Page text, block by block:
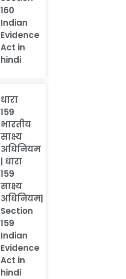
160
Indian
Evidence
Act in
hindi
धारा
159
भारतीय
साक्ष्य
अधिनियम
| धारा
159
साक्ष्य
अधिनियम|
Section
159
Indian
Evidence
Act in
hindi